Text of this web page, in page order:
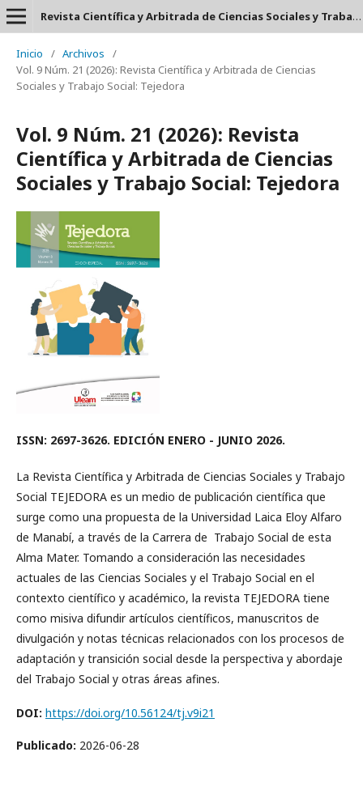
Revista Científica y Arbitrada de Ciencias Sociales y Trabajo Social: Tejedora. ISSN: 2697-3626
Inicio / Archivos
/
Vol. 9 Núm. 21 (2026): Revista Científica y Arbitrada de Ciencias
Sociales y Trabajo Social: Tejedora
Vol. 9 Núm. 21 (2026): Revista
Científica y Arbitrada de Ciencias
Sociales y Trabajo Social: Tejedora
ISSN: 2697-3626. EDICIÓN ENERO - JUNIO 2026.
La Revista Científica y Arbitrada de Ciencias Sociales y Trabajo
Social TEJEDORA es un medio de publicación científica que
surge como una propuesta de la Universidad Laica Eloy Alfaro
de Manabí, a través de la Carrera de Trabajo Social de esta
Alma Mater. Tomando a consideración las necesidades
actuales de las Ciencias Sociales y el Trabajo Social en el
contexto científico y académico, la revista TEJEDORA tiene
como misiva difundir artículos científicos, manuscritos de
divulgación y notas técnicas relacionados con los procesos de
adaptación y transición social desde la perspectiva y abordaje
del Trabajo Social y otras áreas afines.
DOI: https://doi.org/10.56124/tj.v9i21
Publicado: 2026-06-28